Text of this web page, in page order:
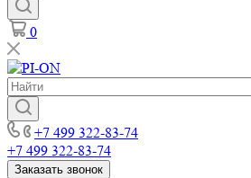
0
+7 499 322-83-74
+7 499 322-83-74
Заказать звонок